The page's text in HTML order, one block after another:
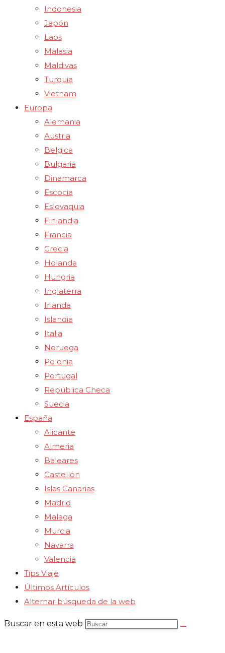
Indonesia
Japón
Laos
Malasia
Maldivas
Turquia
Vietnam
Europa
Alemania
Austria
Belgica
Bulgaria
Dinamarca
Escocia
Eslovaquia
Finlandia
Francia
Grecia
Holanda
Hungria
Inglaterra
Irlanda
Islandia
Italia
Noruega
Polonia
Portugal
República Checa
Suecia
España
Alicante
Almeria
Baleares
Castellón
Islas Canarias
Madrid
Malaga
Murcia
Navarra
Valencia
Tips Viaje
Últimos Artículos
Alternar búsqueda de la web
Buscar en esta web